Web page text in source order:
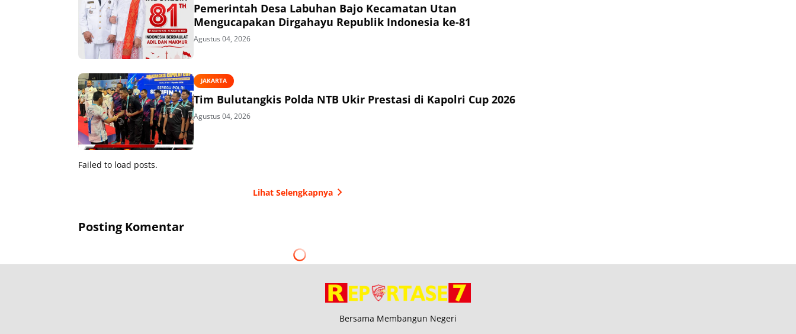
Pemerintah Desa Labuhan Bajo Kecamatan Utan
Mengucapakan Dirgahayu Republik Indonesia ke-81
Agustus 04, 2026
JAKARTA
Tim Bulutangkis Polda NTB Ukir Prestasi di Kapolri Cup 2026
Agustus 04, 2026
Failed to load posts.
Lihat Selengkapnya
Posting Komentar
Bersama Membangun Negeri